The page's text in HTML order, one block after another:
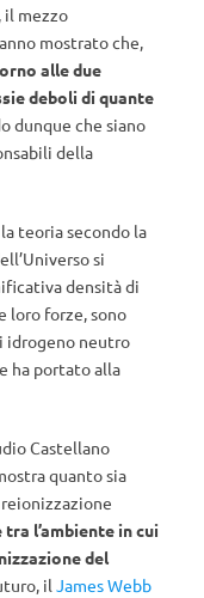
il mezzo
mostrato che,
alle due
deboli di quante
dunque che siano
della
teoria secondo la
si
densità di
loro forze, sono
idrogeno neutro
ha portato alla
Castellano
quanto sia
l’ambiente in cui
del
il James Webb